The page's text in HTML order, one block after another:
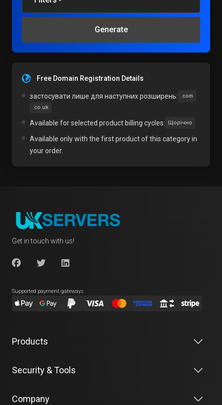
Generate
Free Domain Registration Details
застосувати лише для наступних розширень:
.com
.co.uk
Available for selected product billing cycles: Щорічно
Available only with the first product of this category in
your order.
Get in touch with us!
Supported payment gateways
Products
Security & Tools
Company